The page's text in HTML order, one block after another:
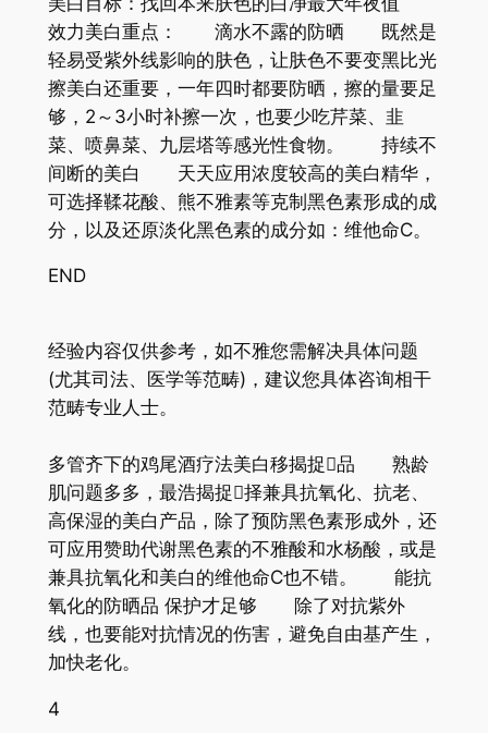
效力美白重点： 滴水不露的防晒 既然是
轻易受紫外线影响的肤色，让肤色不要变黑比光
擦美白还重要，一年四时都要防晒，擦的量要足
够，2～3小时补擦一次，也要少吃芹菜、韭
菜、喷鼻菜、九层塔等感光性食物。 持续不
间断的美白 天天应用浓度较高的美白精华，
可选择鞣花酸、熊不雅素等克制黑色素形成的成
分，以及还原淡化黑色素的成分如：维他命C。
END
经验内容仅供参考，如不雅您需解决具体问题
(尤其司法、医学等范畴)，建议您具体咨询相干
范畴专业人士。
多管齐下的鸡尾酒疗法美白移揭捉品 熟龄
肌问题多多，最浩揭捉择兼具抗氧化、抗老、
高保湿的美白产品，除了预防黑色素形成外，还
可应用赞助代谢黑色素的不雅酸和水杨酸，或是
兼具抗氧化和美白的维他命C也不错。 能抗
氧化的防晒品 保护才足够 除了对抗紫外
线，也要能对抗情况的伤害，避免自由基产生，
加快老化。
4